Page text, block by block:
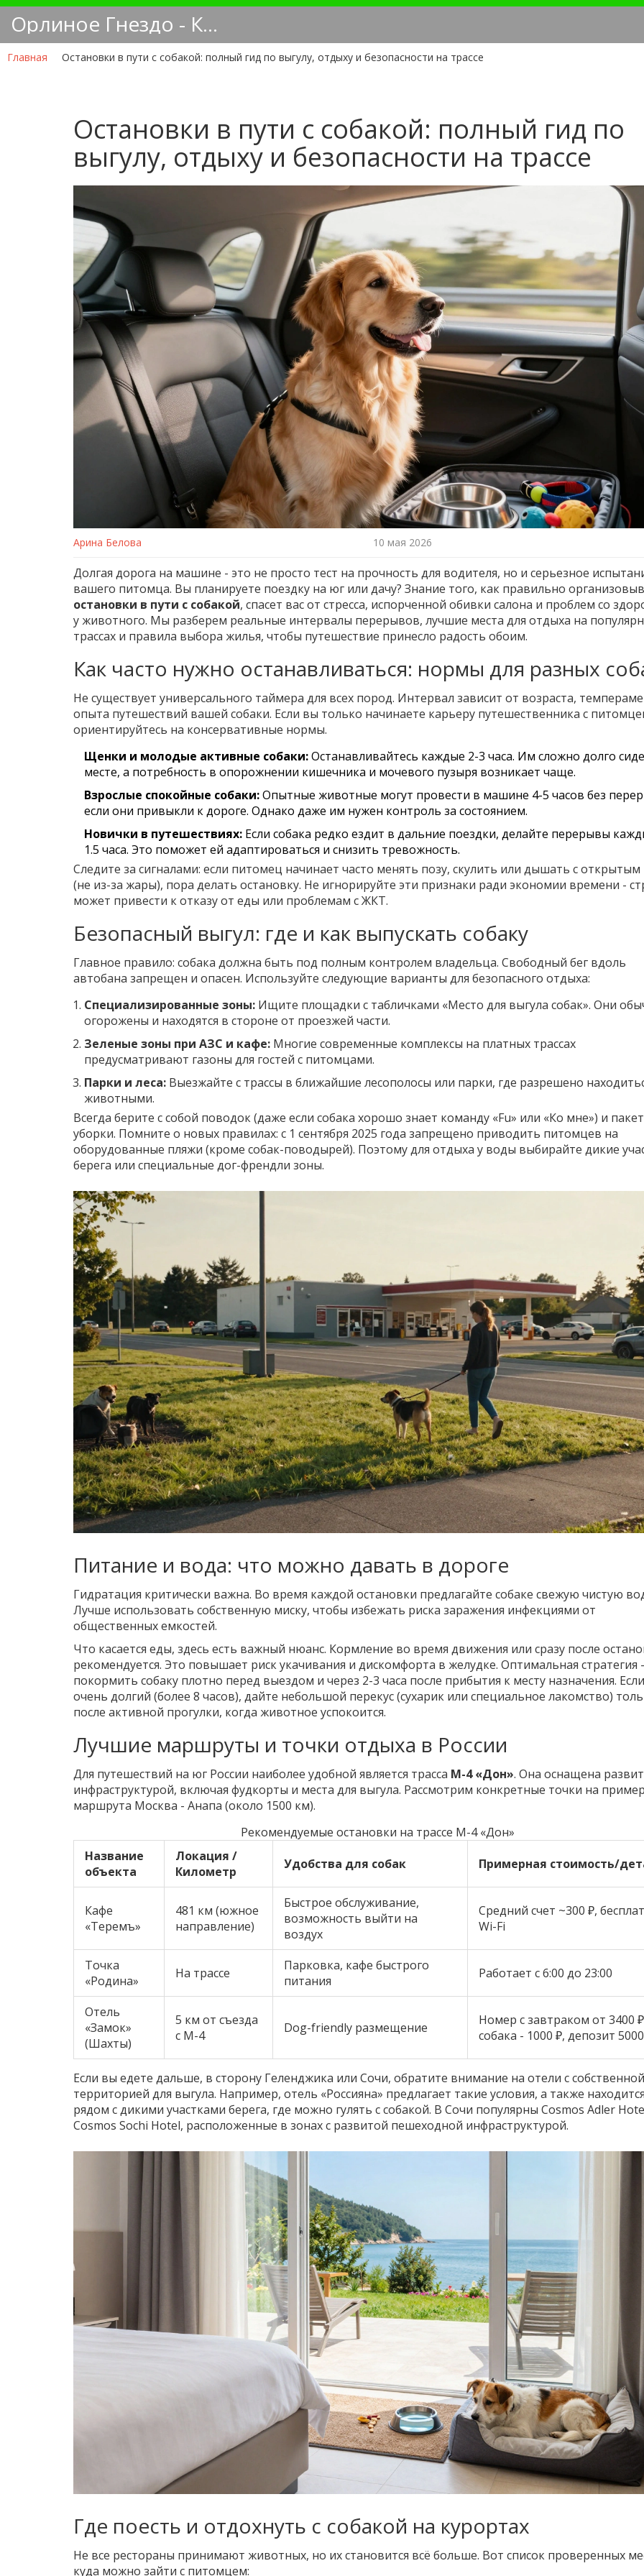
Орлиное Гнездо - Кинологический блог
Главная Остановки в пути с собакой: полный гид по выгулу, отдыху и безопасности на трассе
Остановки в пути с собакой: полный гид по
выгулу, отдыху и безопасности на трассе
Арина Белова 10 мая 2026
Долгая дорога на машине - это не просто тест на прочность для водителя, но и серьезное
вашего питомца. Вы планируете поездку на юг или дачу? Знание того, как правильно
остановки в пути с собакой, спасет вас от стресса, испорченной обивки салона и проблем со
у животного. Мы разберем реальные интервалы перерывов, лучшие места для отдыха на
трассах и правила выбора жилья, чтобы путешествие принесло радость обоим.
Как часто нужно останавливаться: нормы для разных
Не существует универсального таймера для всех пород. Интервал зависит от возраста,
опыта путешествий вашей собаки. Если вы только начинаете карьеру путешественника с
ориентируйтесь на консервативные нормы.
Щенки и молодые активные собаки:Останавливайтесь каждые 2-3 часа. Им сложно долго
месте, а потребность в опорожнении кишечника и мочевого пузыря возникает чаще.
Взрослые спокойные собаки:Опытные животные могут провести в машине 4-5 часов без
если они привыкли к дороге. Однако даже им нужен контроль за состоянием.
Новички в путешествиях: Если собака редко ездит в дальние поездки, делайте перерывы
1.5 часа. Это поможет ей адаптироваться и снизить тревожность.
Следите за сигналами: если питомец начинает часто менять позу, скулить или дышать с
(не из-за жары), пора делать остановку. Не игнорируйте эти признаки ради экономии времени -
может привести к отказу от еды или проблемам с ЖКТ.
Безопасный выгул: где и как выпускать собаку
Главное правило: собака должна быть под полным контролем владельца. Свободный бег вдоль
автобана запрещен и опасен. Используйте следующие варианты для безопасного отдыха:
Специализированные зоны: Ищите площадки с табличками «Место для выгула собак». Они
огорожены и находятся в стороне от проезжей части.
Зеленые зоны при АЗС и кафе: Многие современные комплексы на платных трассах
предусматривают газоны для гостей с питомцами.
Парки и леса: Выезжайте с трассы в ближайшие лесополосы или парки, где разрешено
животными.
Всегда берите с собой поводок (даже если собака хорошо знает команду «Fu» или «Ко мне») и
уборки. Помните о новых правилах: с 1 сентября 2025 года запрещено приводить питомцев на
оборудованные пляжи (кроме собак-поводырей). Поэтому для отдыха у воды выбирайте дикие
берега или специальные дог-френдли зоны.
Питание и вода: что можно давать в дороге
Гидратация критически важна. Во время каждой остановки предлагайте собаке свежую чистую
Лучше использовать собственную миску, чтобы избежать риска заражения инфекциями от
общественных емкостей.
Что касается еды, здесь есть важный нюанс. Кормление во время движения или сразу после
рекомендуется. Это повышает риск укачивания и дискомфорта в желудке. Оптимальная стратегия -
покормить собаку плотно перед выездом и через 2-3 часа после прибытия к месту назначения.
очень долгий (более 8 часов), дайте небольшой перекус (сухарик или специальное лакомство)
после активной прогулки, когда животное успокоится.
Лучшие маршруты и точки отдыха в России
Для путешествий на юг России наиболее удобной является трасса М-4 «Дон». Она оснащена
инфраструктурой, включая фудкорты и места для выгула. Рассмотрим конкретные точки на
маршрута Москва - Анапа (около 1500 км).
Рекомендуемые остановки на трассе М-4 «Дон»
Название
объекта
Локация /
Километр
Удобства для собак Примерная стоимость/
Кафе
«Теремъ»
481 км (южное
направление)
Быстрое обслуживание,
возможность выйти на
воздух
Средний счет ~300 ₽,
Wi-Fi
Точка
«Родина»
На трассе
Парковка, кафе быстрого
питания
Работает с 6:00 до 23:00
Отель
«Замок»
(Шахты)
5 км от съезда
с М-4
Dog-friendly размещение
Номер с завтраком от 3400
собака - 1000 ₽, депозит
Если вы едете дальше, в сторону Геленджика или Сочи, обратите внимание на отели с собственной
территорией для выгула. Например, отель «Россияна» предлагает такие условия, а также
рядом с дикими участками берега, где можно гулять с собакой. В Сочи популярны Cosmos Adler
Cosmos Sochi Hotel, расположенные в зонах с развитой пешеходной инфраструктурой.
Где поесть и отдохнуть с собакой на курортах
Не все рестораны принимают животных, но их становится всё больше. Вот список проверенных
куда можно зайти с питомцем: